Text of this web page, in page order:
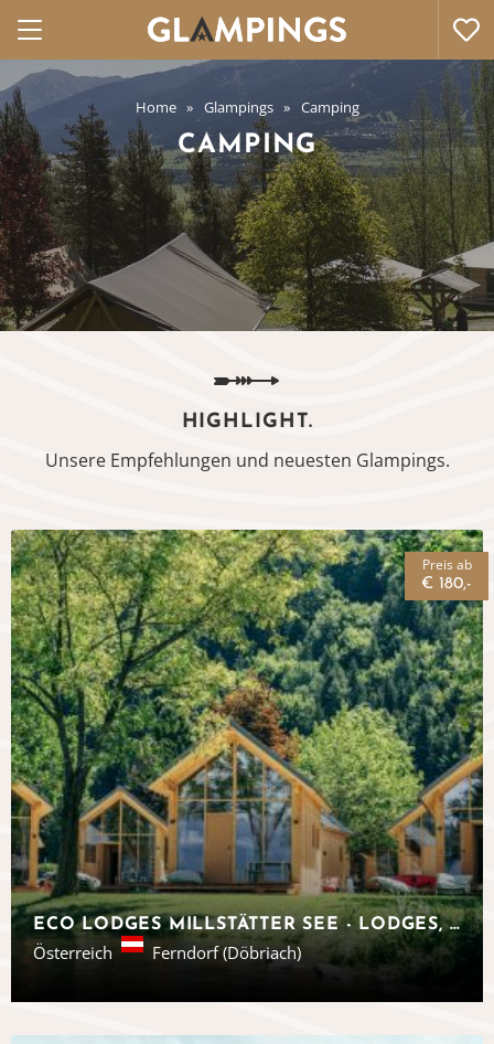
Home Glampings Camping
CAMPING
HIGHLIGHT.
Unsere Empfehlungen und neuesten Glampings.
ECO LODGES MILLSTÄTTER SEE - LODGES, ÖSTERREICH
Österreich Ferndorf (Döbriach)
Preis ab
€ 180,-